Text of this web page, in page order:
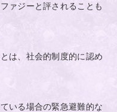
ァジーと評されることも
は、社会的制度的に認め
いる場合の緊急避難的な